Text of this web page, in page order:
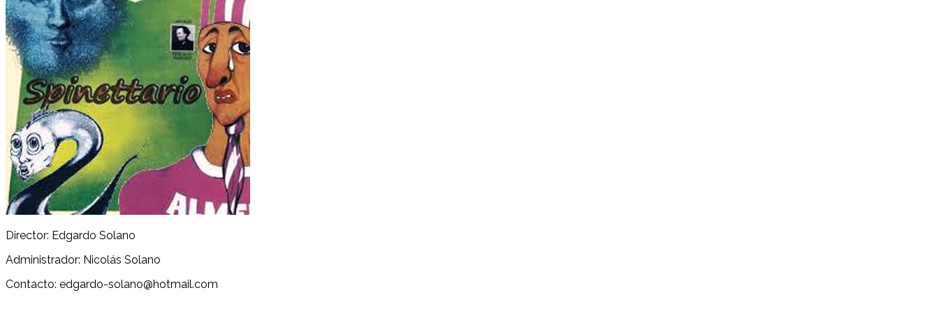
Director: Edgardo Solano
Administrador: Nicolás Solano
Contacto: edgardo-solano@hotmail.com